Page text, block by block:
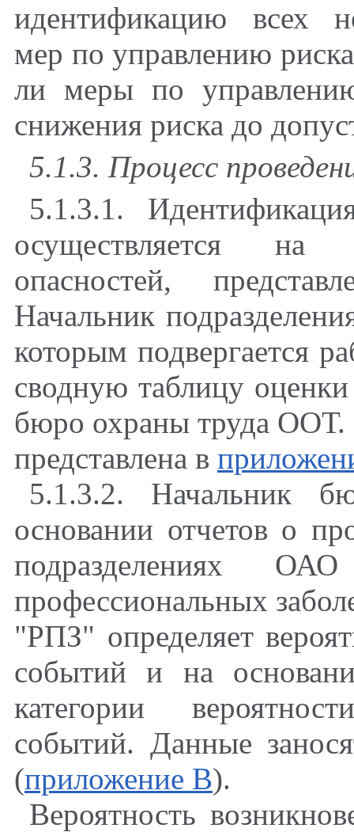
идентификацию всех
мер по управлению
ли меры по
снижения риска до
5.1.3. Процесс
5.1.3.1.
осуществляется на
опасностей,
Начальник
которым подвергается
сводную таблицу
бюро охраны труда ООТ.
представлена в
5.1.3.2. Начальник
основании отчетов о
подразделениях
профессиональных
"РПЗ" определяет
событий и на
категории
событий. Данные
(приложение В).
Вероятность